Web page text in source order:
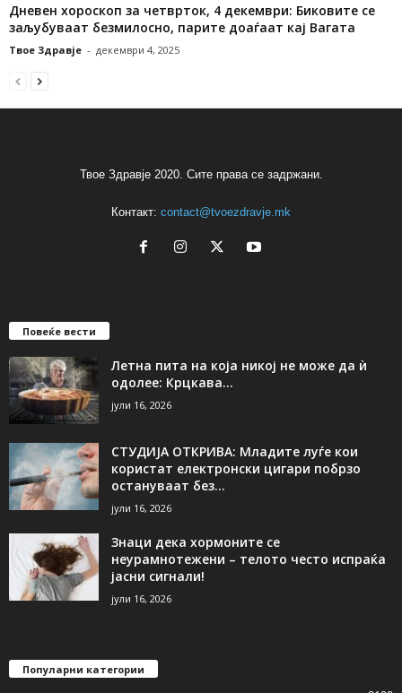
Дневен хороскоп за четврток, 4 декември: Биковите се
заљубуваат безмилосно, парите доаѓаат кај Вагата
Твое Здравје - декември 4, 2025
Твое Здравје 2020. Сите права се задржани.
Контакт: contact@tvoezdravje.mk
Повеќе вести
Летна пита на која никој не може да ѝ
одолее: Крцкава...
јули 16, 2026
СТУДИЈА ОТКРИВА: Младите луѓе кои
користат електронски цигари побрзо
остануваат без...
јули 16, 2026
Знаци дека хормоните се
неурамнотежени – телото често испраќа
јасни сигнали!
јули 16, 2026
Популарни категории